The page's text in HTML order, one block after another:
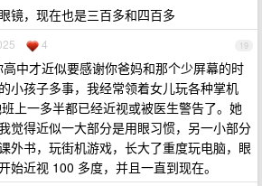
镜，现在也是三百多和四百多
19
4
中才近似要感谢你爸妈和那个少屏幕的时
小孩子多事，我经常领着女儿玩各种掌机
上一多半都已经近视或被医生警告了。她
觉得近似一大部分是用眼习惯，另一小部分
外书，玩街机游戏，长大了重度玩电脑，眼
始近视 100 多度，并且一直到现在。